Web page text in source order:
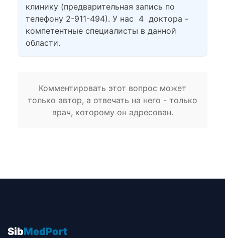
клинику (предварительная запись по
телефону 2-911-494). У нас 4 доктора -
компетентные специалисты в данной
области.
Комментировать этот вопрос может
только автор, а отвечать на него - только
врач, которому он адресован.
SibMedPort